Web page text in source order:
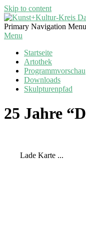
Skip to content
Kunst+Kultur-
Kreis
Primary Navigation Menu
Menu
Startseite
Artothek
Programmvorschau
Downloads
Skulpturenpfad
25 Jahre
Lade Karte ...